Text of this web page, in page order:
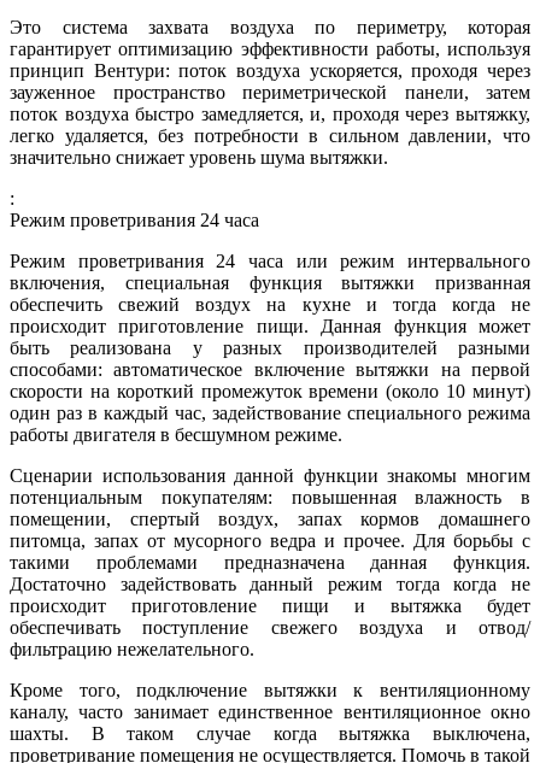
Это система захвата воздуха по периметру, которая
гарантирует оптимизацию эффективности работы, используя
принцип Вентури: поток воздуха ускоряется, проходя через
зауженное пространство периметрической панели, затем
поток воздуха быстро замедляется, и, проходя через вытяжку,
легко удаляется, без потребности в сильном давлении, что
значительно снижает уровень шума вытяжки.
:
Режим проветривания 24 часа
Режим проветривания 24 часа или режим интервального
включения, специальная функция вытяжки призванная
обеспечить свежий воздух на кухне и тогда когда не
происходит приготовление пищи. Данная функция может
быть реализована у разных производителей разными
способами: автоматическое включение вытяжки на первой
скорости на короткий промежуток времени (около 10 минут)
один раз в каждый час, задействование специального режима
работы двигателя в бесшумном режиме.
Сценарии использования данной функции знакомы многим
потенциальным покупателям: повышенная влажность в
помещении, спертый воздух, запах кормов домашнего
питомца, запах от мусорного ведра и прочее. Для борьбы с
такими проблемами предназначена данная функция.
Достаточно задействовать данный режим тогда когда не
происходит приготовление пищи и вытяжка будет
обеспечивать поступление свежего воздуха и отвод/
фильтрацию нежелательного.
Кроме того, подключение вытяжки к вентиляционному
каналу, часто занимает единственное вентиляционное окно
шахты. В таком случае когда вытяжка выключена,
проветривание помещения не осуществляется. Помочь в такой